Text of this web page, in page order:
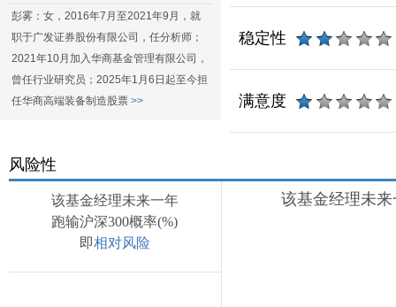
彭雾：女，2016年7月至2021年9月，就
职于广发证券股份有限公司，任分析师；
2021年10月加入华商基金管理有限公司，
曾任行业研究员；2025年1月6日起至今担
任华商高端装备制造股票 >>
稳定性
满意度
风险性
该基金经理未来一年
跑输沪深300概率(%)
即相对风险
该基金经理未